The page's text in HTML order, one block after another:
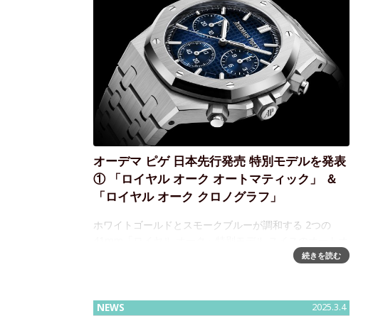
オーデマ ピゲ 日本先行発売 特別モデルを発表
① 「ロイヤル オーク オートマティック」 ＆
「ロイヤル オーク クロノグラフ」
ホワイトゴールドとスモークブルーが調和する 2つの
ルロジュリー マニュファクチュール オーデマ ピゲは、
続きを読む
NEWS 2025.3.4